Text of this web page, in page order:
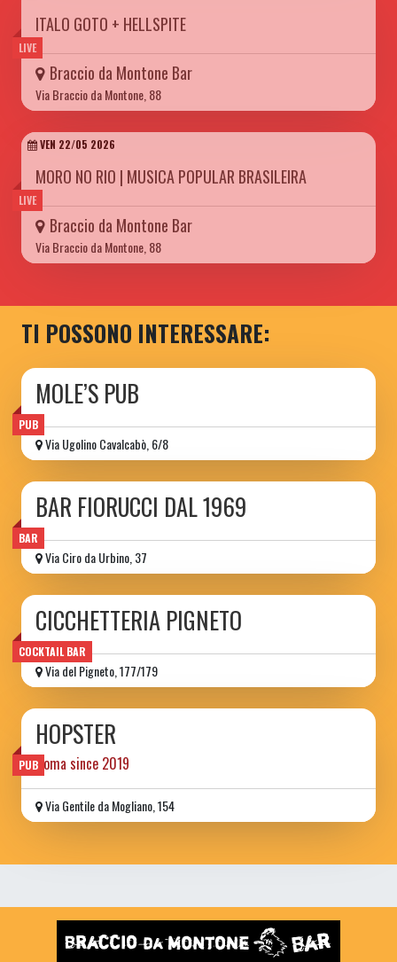
LIVE
ITALO GOTO + HELLSPITE
Braccio da Montone Bar
Via Braccio da Montone, 88
LIVE
VEN 22/05 2026
MORO NO RIO | MUSICA POPULAR BRASILEIRA
Braccio da Montone Bar
Via Braccio da Montone, 88
TI POSSONO INTERESSARE:
PUB
MOLE’S PUB
Via Ugolino Cavalcabò, 6/8
BAR
BAR FIORUCCI DAL 1969
Via Ciro da Urbino, 37
COCKTAIL BAR
CICCHETTERIA PIGNETO
Via del Pigneto, 177/179
PUB
HOPSTER
Roma since 2019
Via Gentile da Mogliano, 154